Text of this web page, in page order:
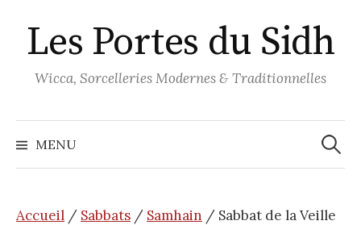
au
contenu
Les Portes du Sidh
Wicca, Sorcelleries Modernes & Traditionnelles
MENU
Accueil / Sabbats / Samhain / Sabbat de la Veille